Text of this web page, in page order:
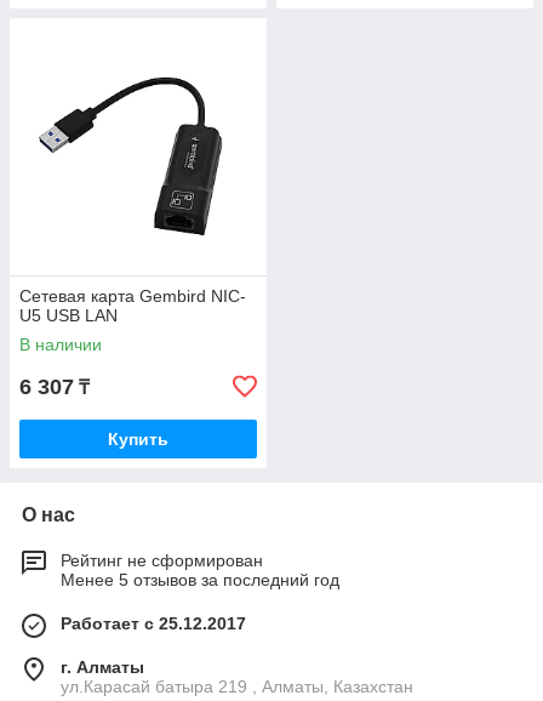
Сетевая карта Gembird NIC-
U5 USB LAN
В наличии
6 307 ₸
Купить
О нас
Рейтинг не сформирован
Менее 5 отзывов за последний год
Работает с 25.12.2017
г. Алматы
ул.Карасай батыра 219 , Алматы, Казахстан